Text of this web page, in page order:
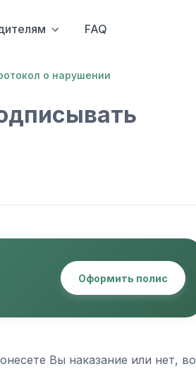
FAQ
о нарушении
Оформить полис
Вы наказание или нет, во